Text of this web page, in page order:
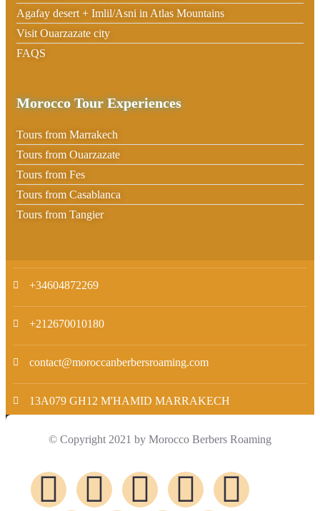
Agafay desert + Imlil/Asni in Atlas Mountains
Visit Ouarzazate city
FAQS
Morocco Tour Experiences
Tours from Marrakech
Tours from Ouarzazate
Tours from Fes
Tours from Casablanca
Tours from Tangier
+34604872269
+212670010180
contact@moroccanberbersroaming.com
13A079 GH12 M'HAMID MARRAKECH
© Copyright 2021 by Morocco Berbers Roaming